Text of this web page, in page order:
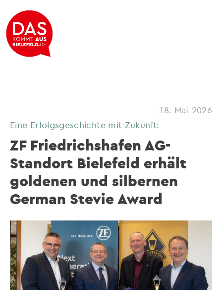
18. Mai 2026
Eine Erfolgsgeschichte mit Zukunft:
ZF Friedrichshafen AG-
Standort Bielefeld erhält
goldenen und silbernen
German Stevie Award